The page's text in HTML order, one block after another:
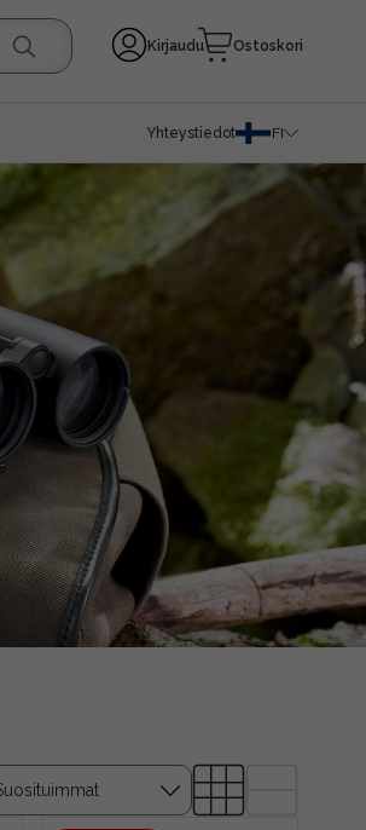
Kirjaudu Ostoskori
Yhteystiedot FI